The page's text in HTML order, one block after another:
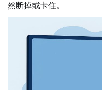
然断掉或卡住。